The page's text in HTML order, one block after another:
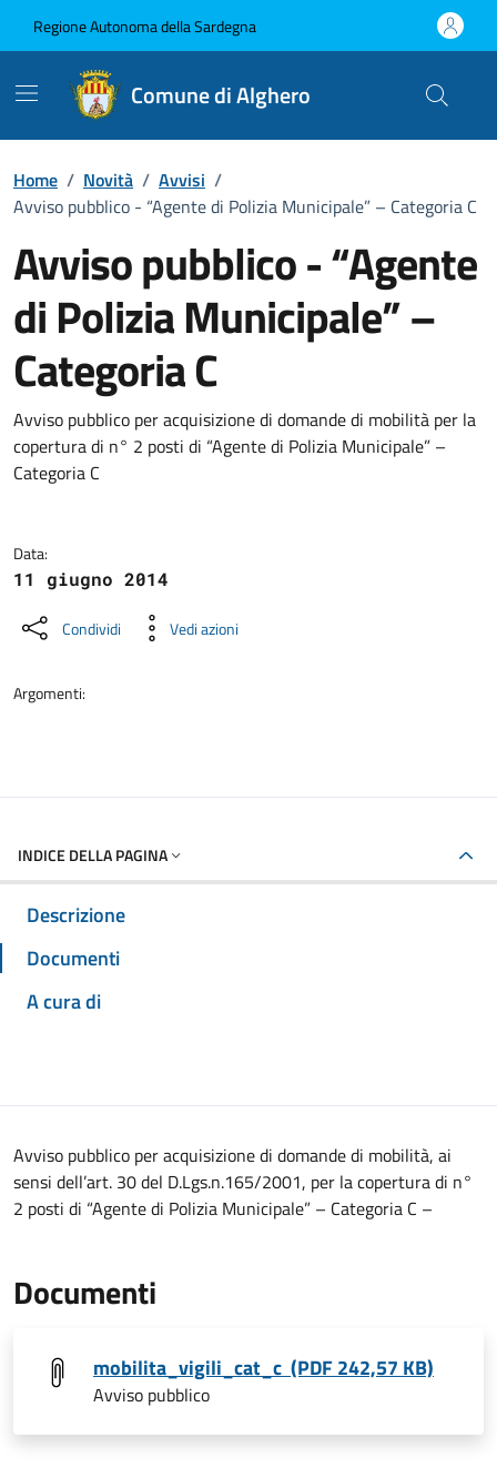
Regione Autonoma della Sardegna
Comune di Alghero
Home / Novità / Avvisi /
Avviso pubblico - “Agente di Polizia Municipale” – Categoria C
Avviso pubblico - “Agente
di Polizia Municipale” –
Categoria C
Dettagli della notizia
Avviso pubblico per acquisizione di domande di mobilità per la
copertura di n° 2 posti di “Agente di Polizia Municipale” –
Categoria C
Data:
11 giugno 2014
Condividi Vedi azioni
Argomenti:
INDICE DELLA PAGINA
Descrizione
Documenti
A cura di
Avviso pubblico per acquisizione di domande di mobilità, ai
sensi dell’art. 30 del D.Lgs.n.165/2001, per la copertura di n°
2 posti di “Agente di Polizia Municipale” – Categoria C –
Documenti
mobilita_vigili_cat_c (PDF 242,57 KB)
Avviso pubblico